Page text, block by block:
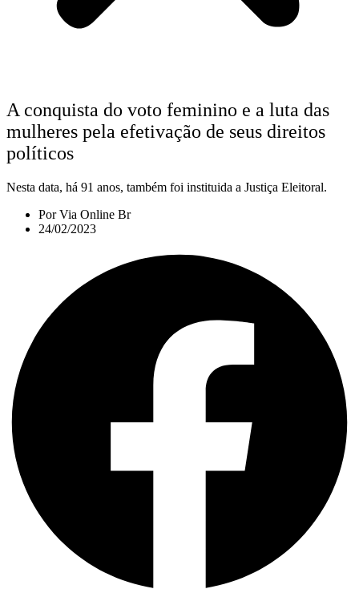
A conquista do voto feminino e a luta das
mulheres pela efetivação de seus direitos
políticos
Nesta data, há 91 anos, também foi instituida a Justiça Eleitoral.
PorVia Online Br
24/02/2023